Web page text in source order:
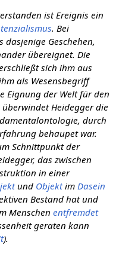
ist Ereignis ein
. Bei
dasjenige Geschehen,
übereignet. Die
sich ihm aus
als Wesensbegriff
Eignung der Welt für den
Heidegger die
durch
behaupet war.
Schnittpunkt der
das zwischen
in einer
und Objektim Dasein
Bestand hat und
Menschen entfremdet
geraten kann
).